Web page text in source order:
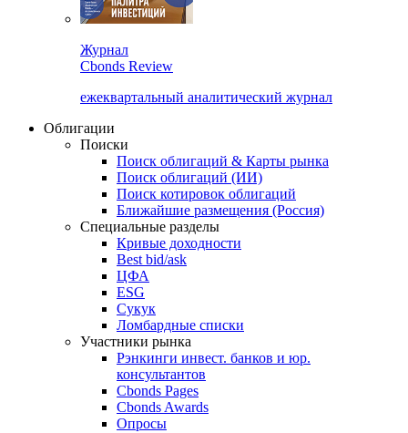
Журнал
Cbonds Review
ежеквартальный аналитический журнал
Облигации
Поиски
Поиск облигаций & Карты рынка
Поиск облигаций (ИИ)
Поиск котировок облигаций
Ближайшие размещения (Россия)
Специальные разделы
Кривые доходности
Best bid/ask
ЦФА
ESG
Сукук
Ломбардные списки
Участники рынка
Рэнкинги инвест. банков и юр.
консультантов
Cbonds Pages
Cbonds Awards
Опросы